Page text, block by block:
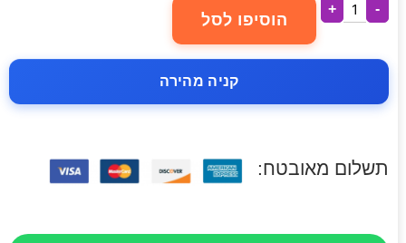
-
+
הוסיפו לסל
קניה מהירה
תשלום מאובטח: